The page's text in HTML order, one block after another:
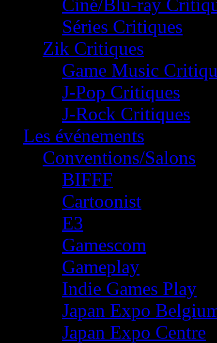
Ciné/Blu-ray
Séries Critiques
Zik Critiques
Game Music
J-Pop Critiques
J-Rock Critiques
Les événements
Conventions/Salons
BIFFF
Cartoonist
E3
Gamescom
Gameplay
Indie Games Play
Japan Expo
Japan Expo Centre